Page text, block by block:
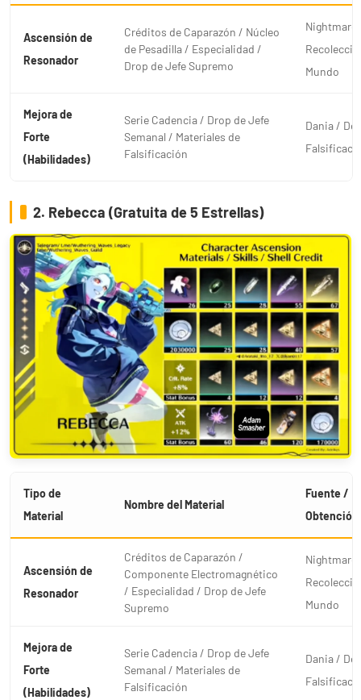
Ascensión de
Resonador
Créditos de Caparazón / Núcleo
de Pesadilla / Especialidad /
Drop de Jefe Supremo
Nightmare
Mundo
Mejora de
Forte
(Habilidades)
Serie Cadencia / Drop de Jefe
Semanal / Materiales de
Falsificación
Dania /
2. Rebecca (Gratuita de 5 Estrellas)
Tipo de
Material
Nombre del Material
Fuente /
Obtención
Ascensión de
Resonador
Créditos de Caparazón /
Componente Electromagnético
/ Especialidad / Drop de Jefe
Supremo
Nightmare
Mundo
Mejora de
Forte
(Habilidades)
Serie Cadencia / Drop de Jefe
Semanal / Materiales de
Falsificación
Dania /